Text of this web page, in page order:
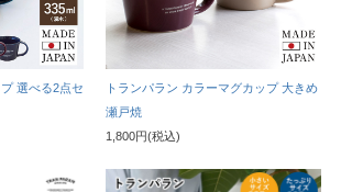
選べる2点セ
トランパラン カラーマグカップ 大きめ
瀬戸焼
1,800円(税込)